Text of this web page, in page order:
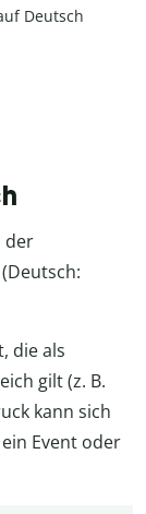
Deutsch
der
die als
gilt (z. B.
kann sich
Event oder